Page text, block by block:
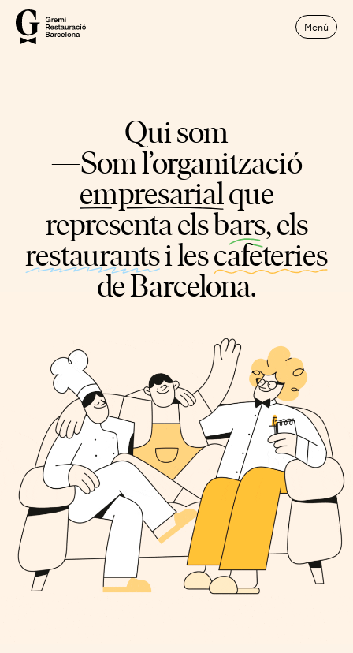
Menú
Instagram Facebook LinkedIn
Qui som
—Som l’organització
empresarialque
representa els bars, els
restaurantsi lescafeteries
de Barcelona.